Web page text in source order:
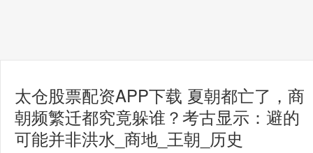
太仓股票配资APP下载 夏朝都亡了，商
朝频繁迁都究竟躲谁？考古显示：避的
可能并非洪水_商地_王朝_历史